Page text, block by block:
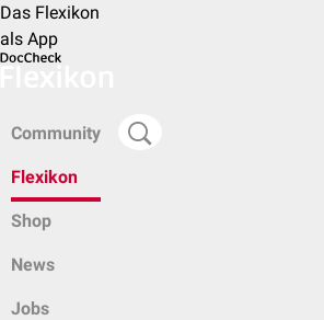
Das Flexikon
als App
Community
Flexikon
Shop
News
Jobs